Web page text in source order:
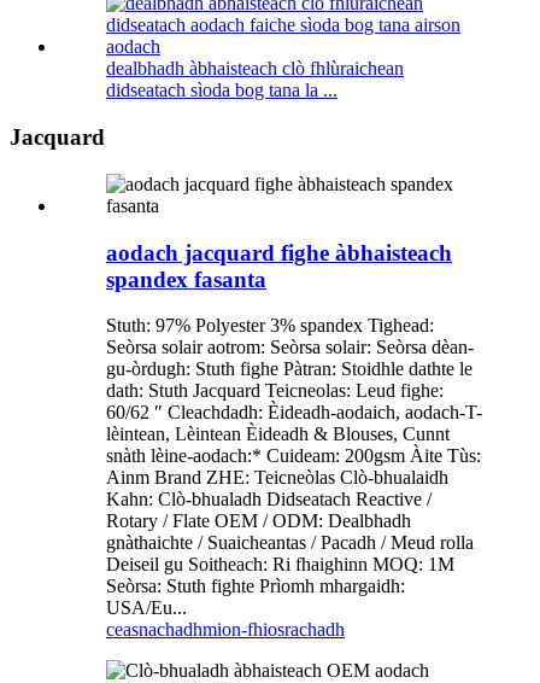
dealbhadh àbhaisteach clò fhlùraichean
didseatach sìoda bog tana la ...
Jacquard
aodach jacquard fighe àbhaisteach
spandex fasanta
Stuth: 97% Polyester 3% spandex Tighead:
Seòrsa solair aotrom: Seòrsa solair: Seòrsa dèan-
gu-òrdugh: Stuth fighe Pàtran: Stoidhle dathte le
dath: Stuth Jacquard Teicneolas: Leud fighe:
60/62 ″ Cleachdadh: Èideadh-aodaich, aodach-T-
lèintean, Lèintean Èideadh & Blouses, Cunnt
snàth lèine-aodach:* Cuideam: 200gsm Àite Tùs:
Ainm Brand ZHE: Teicneòlas Clò-bhualaidh
Kahn: Clò-bhualadh Didseatach Reactive /
Rotary / Flate OEM / ODM: Dealbhadh
gnàthaichte / Suaicheantas / Pacadh / Meud rolla
Deiseil gu Soitheach: Ri fhaighinn MOQ: 1M
Seòrsa: Stuth fighte Prìomh mhargaidh:
USA/Eu...
ceasnachadhmion-fhiosrachadh